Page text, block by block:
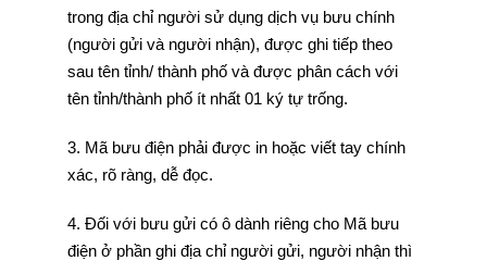
trong địa chỉ người sử dụng dịch vụ bưu chính
(người gửi và người nhận), được ghi tiếp theo
sau tên tỉnh/ thành phố và được phân cách với
tên tỉnh/thành phố ít nhất 01 ký tự trống.
3. Mã bưu điện phải được in hoặc viết tay chính
xác, rõ ràng, dễ đọc.
4. Đối với bưu gửi có ô dành riêng cho Mã bưu
điện ở phần ghi địa chỉ người gửi, người nhận thì